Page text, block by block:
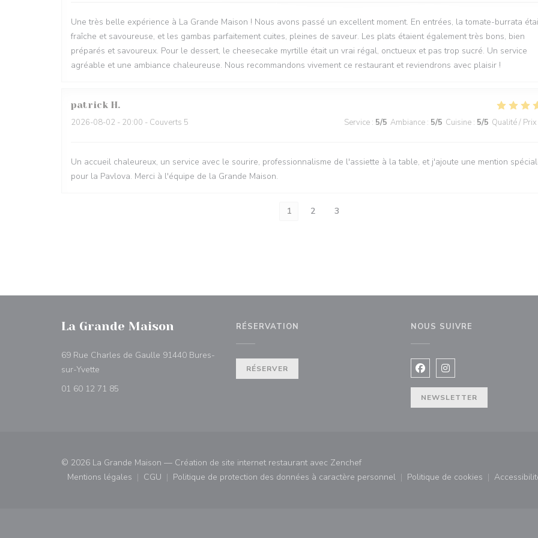
Une très belle expérience à La Grande Maison ! Nous avons passé un excellent moment. En entrées, la tomate-burrata
fraîche et savoureuse, et les gambas parfaitement cuites, pleines de saveur. Les plats étaient également très bons, bien
préparés et savoureux. Pour le dessert, le cheesecake myrtille était un vrai régal, onctueux et pas trop sucré. Un service
agréable et une ambiance chaleureuse. Nous recommandons vivement ce restaurant et reviendrons avec plaisir !
patrick H
2026-08-02 - 20:00 - Couverts 5 Service : 5/5 Ambiance : 5/5 Cuisine : 5/5 Qualité / Prix
Un accueil chaleureux, un service avec le sourire, professionnalisme de l'assiette à la table, et j'ajoute une mention
pour la Pavlova. Merci à l'équipe de la Grande Maison.
1 2 3
La Grande Maison
69 Rue Charles de Gaulle 91440 Bures-
sur-Yvette
01 60 12 71 85
RÉSERVATION
RÉSERVER
NOUS SUIVRE
Facebook ((ouvre une
Instagram ((ouvre une
NEWSLETTER
© 2026 La Grande Maison — Création de site internet restaurant avec Zenchef((ouvre une nouvelle fenêtre))
Mentions légales
((ouvre une nouvelle fenêtre))
CGU
((ouvre une nouvelle fenêtre))
Politique de protection des données à caractère personnel
((ouvre une nouvelle fenêtre))
Politique de cookies
((ouvre une nouvelle